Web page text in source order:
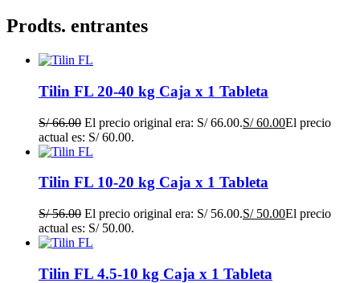
Prodts. entrantes
Tilin FL 20-40 kg Caja x 1 Tableta
S/66.00 El precio original era: S/ 66.00.S/60.00El precio
actual es: S/ 60.00.
Tilin FL 10-20 kg Caja x 1 Tableta
S/56.00 El precio original era: S/ 56.00.S/50.00El precio
actual es: S/ 50.00.
Tilin FL 4.5-10 kg Caja x 1 Tableta